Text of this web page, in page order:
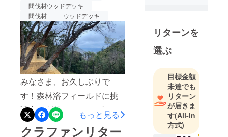
間伐材ウッドデッキ
間伐材
ウッドデッキ
みなさま、お久しぶりで
す！森林浴フィールドに挑
戦中 の熱海キコリーズから
制作状況のお知らせです。
もっと見る
クラファンリター
域復興の実
現」を目指
していま
す。
リターンを
選ぶ
目標金額
未達でも
リターン
が届きま
す(All-in
方式)